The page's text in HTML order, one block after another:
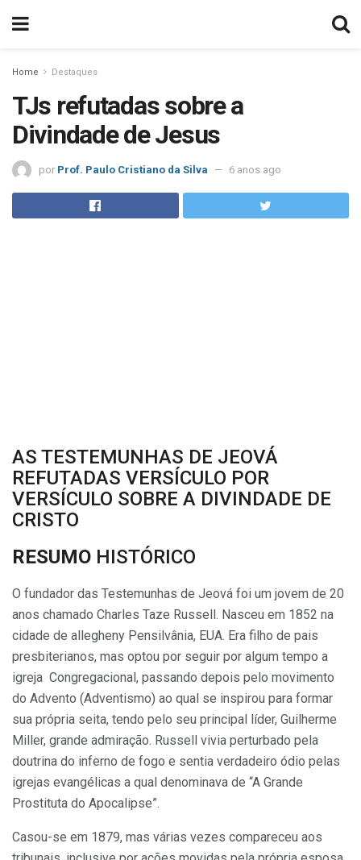
Home Destaques
TJs refutadas sobre a
Divindade de Jesus
por Prof. Paulo Cristiano da Silva 6 anos ago
AS TESTEMUNHAS DE JEOVÁ
REFUTADAS VERSÍCULO POR
VERSÍCULO SOBRE A DIVINDADE DE
CRISTO
RESUMO HISTÓRICO
O fundador das Testemunhas de Jeová foi um jovem de 20
anos chamado Charles Taze Russell. Nasceu em 1852 na
cidade de allegheny Pensilvânia, EUA. Era filho de pais
presbiterianos, mas optou por seguir por algum tempo a
igreja Congregacional, passando depois pelo movimento
do Advento (Adventismo) ao qual se inspirou para formar
sua própria seita, tendo pelo seu principal líder, Guilherme
Miller, grande admiração. Russell vivia perturbado pela
doutrina do inferno de fogo e sentia verdadeiro ódio pelas
igrejas evangélicas a qual denominava de “A Grande
Prostituta do Apocalipse”.
Casou-se em 1879, mas várias vezes compareceu aos